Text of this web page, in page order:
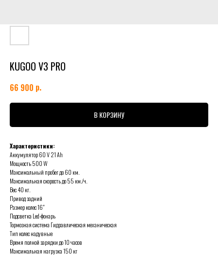
KUGOO V3 PRO
66 900 р.
В КОРЗИНУ
Характеристики:
Аккумулятор 60 V 21 Аh
Мощность 500 W
Максимальный пробег до 60 км.
Максимальная скорость до 55 км./ч.
Вес 40 кг.
Привод задний
Размер колес 16"
Подсветка Led-фонарь
Тормозная система Гидравлическая механическая
Тип колес надувные
Время полной зарядки до 10 часов
Максимальная нагрузка 150 кг